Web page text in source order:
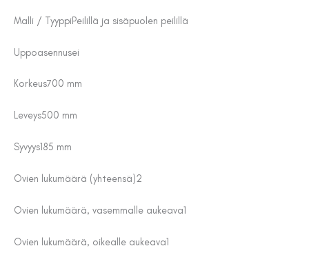
Malli / TyyppiPeilillä ja sisäpuolen peilillä
Uppoasennusei
Korkeus700 mm
Leveys500 mm
Syvyys185 mm
Ovien lukumäärä (yhteensä)2
Ovien lukumäärä, vasemmalle aukeava1
Ovien lukumäärä, oikealle aukeava1